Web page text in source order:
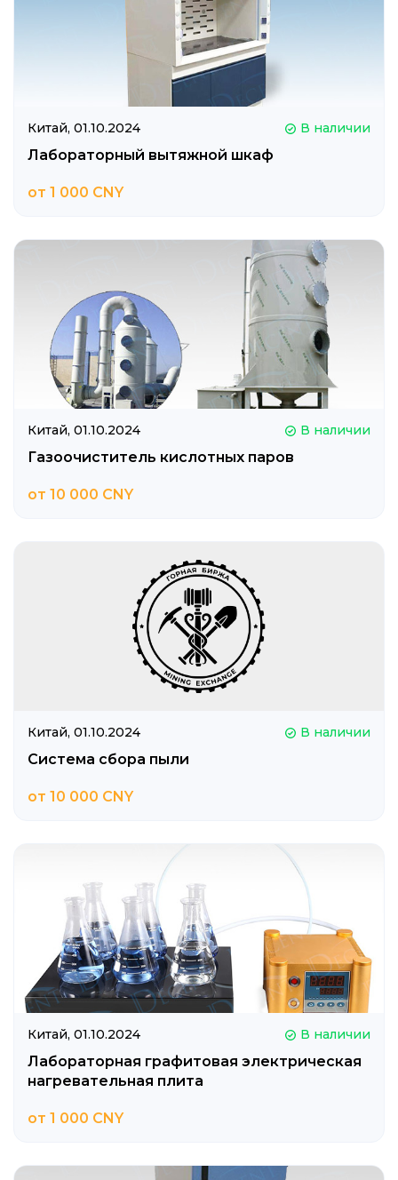
Китай, 01.10.2024 В наличии
Лабораторный вытяжной шкаф
от 1 000 CNY
Китай, 01.10.2024 В наличии
Газоочиститель кислотных паров
от 10 000 CNY
Китай, 01.10.2024 В наличии
Система сбора пыли
от 10 000 CNY
Китай, 01.10.2024 В наличии
Лабораторная графитовая электрическая
нагревательная плита
от 1 000 CNY